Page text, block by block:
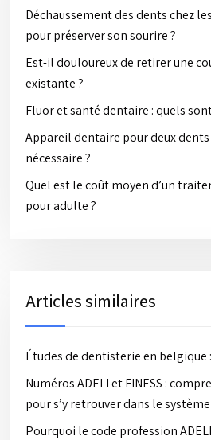
Déchaussement des dents chez
pour préserver son sourire ?
Est-il douloureux de retirer une
existante ?
Fluor et santé dentaire : quels
Appareil dentaire pour deux
nécessaire ?
Quel est le coût moyen d’un
pour adulte ?
Articles similaires
Études de dentisterie en belgique
Numéros ADELI et FINESS :
pour s’y retrouver dans le
Pourquoi le code profession